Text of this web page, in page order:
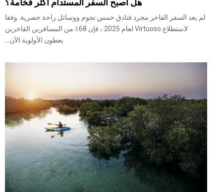
لم يعد السفر الفاخر مجرد فنادق خمس نجوم ووسائل راحة حصرية. وفقا
لاستطلاع Virtuoso لعام 2025 ، فإن 68٪ من المسافرين الفاخرين
يعطون الأولوية الآن...